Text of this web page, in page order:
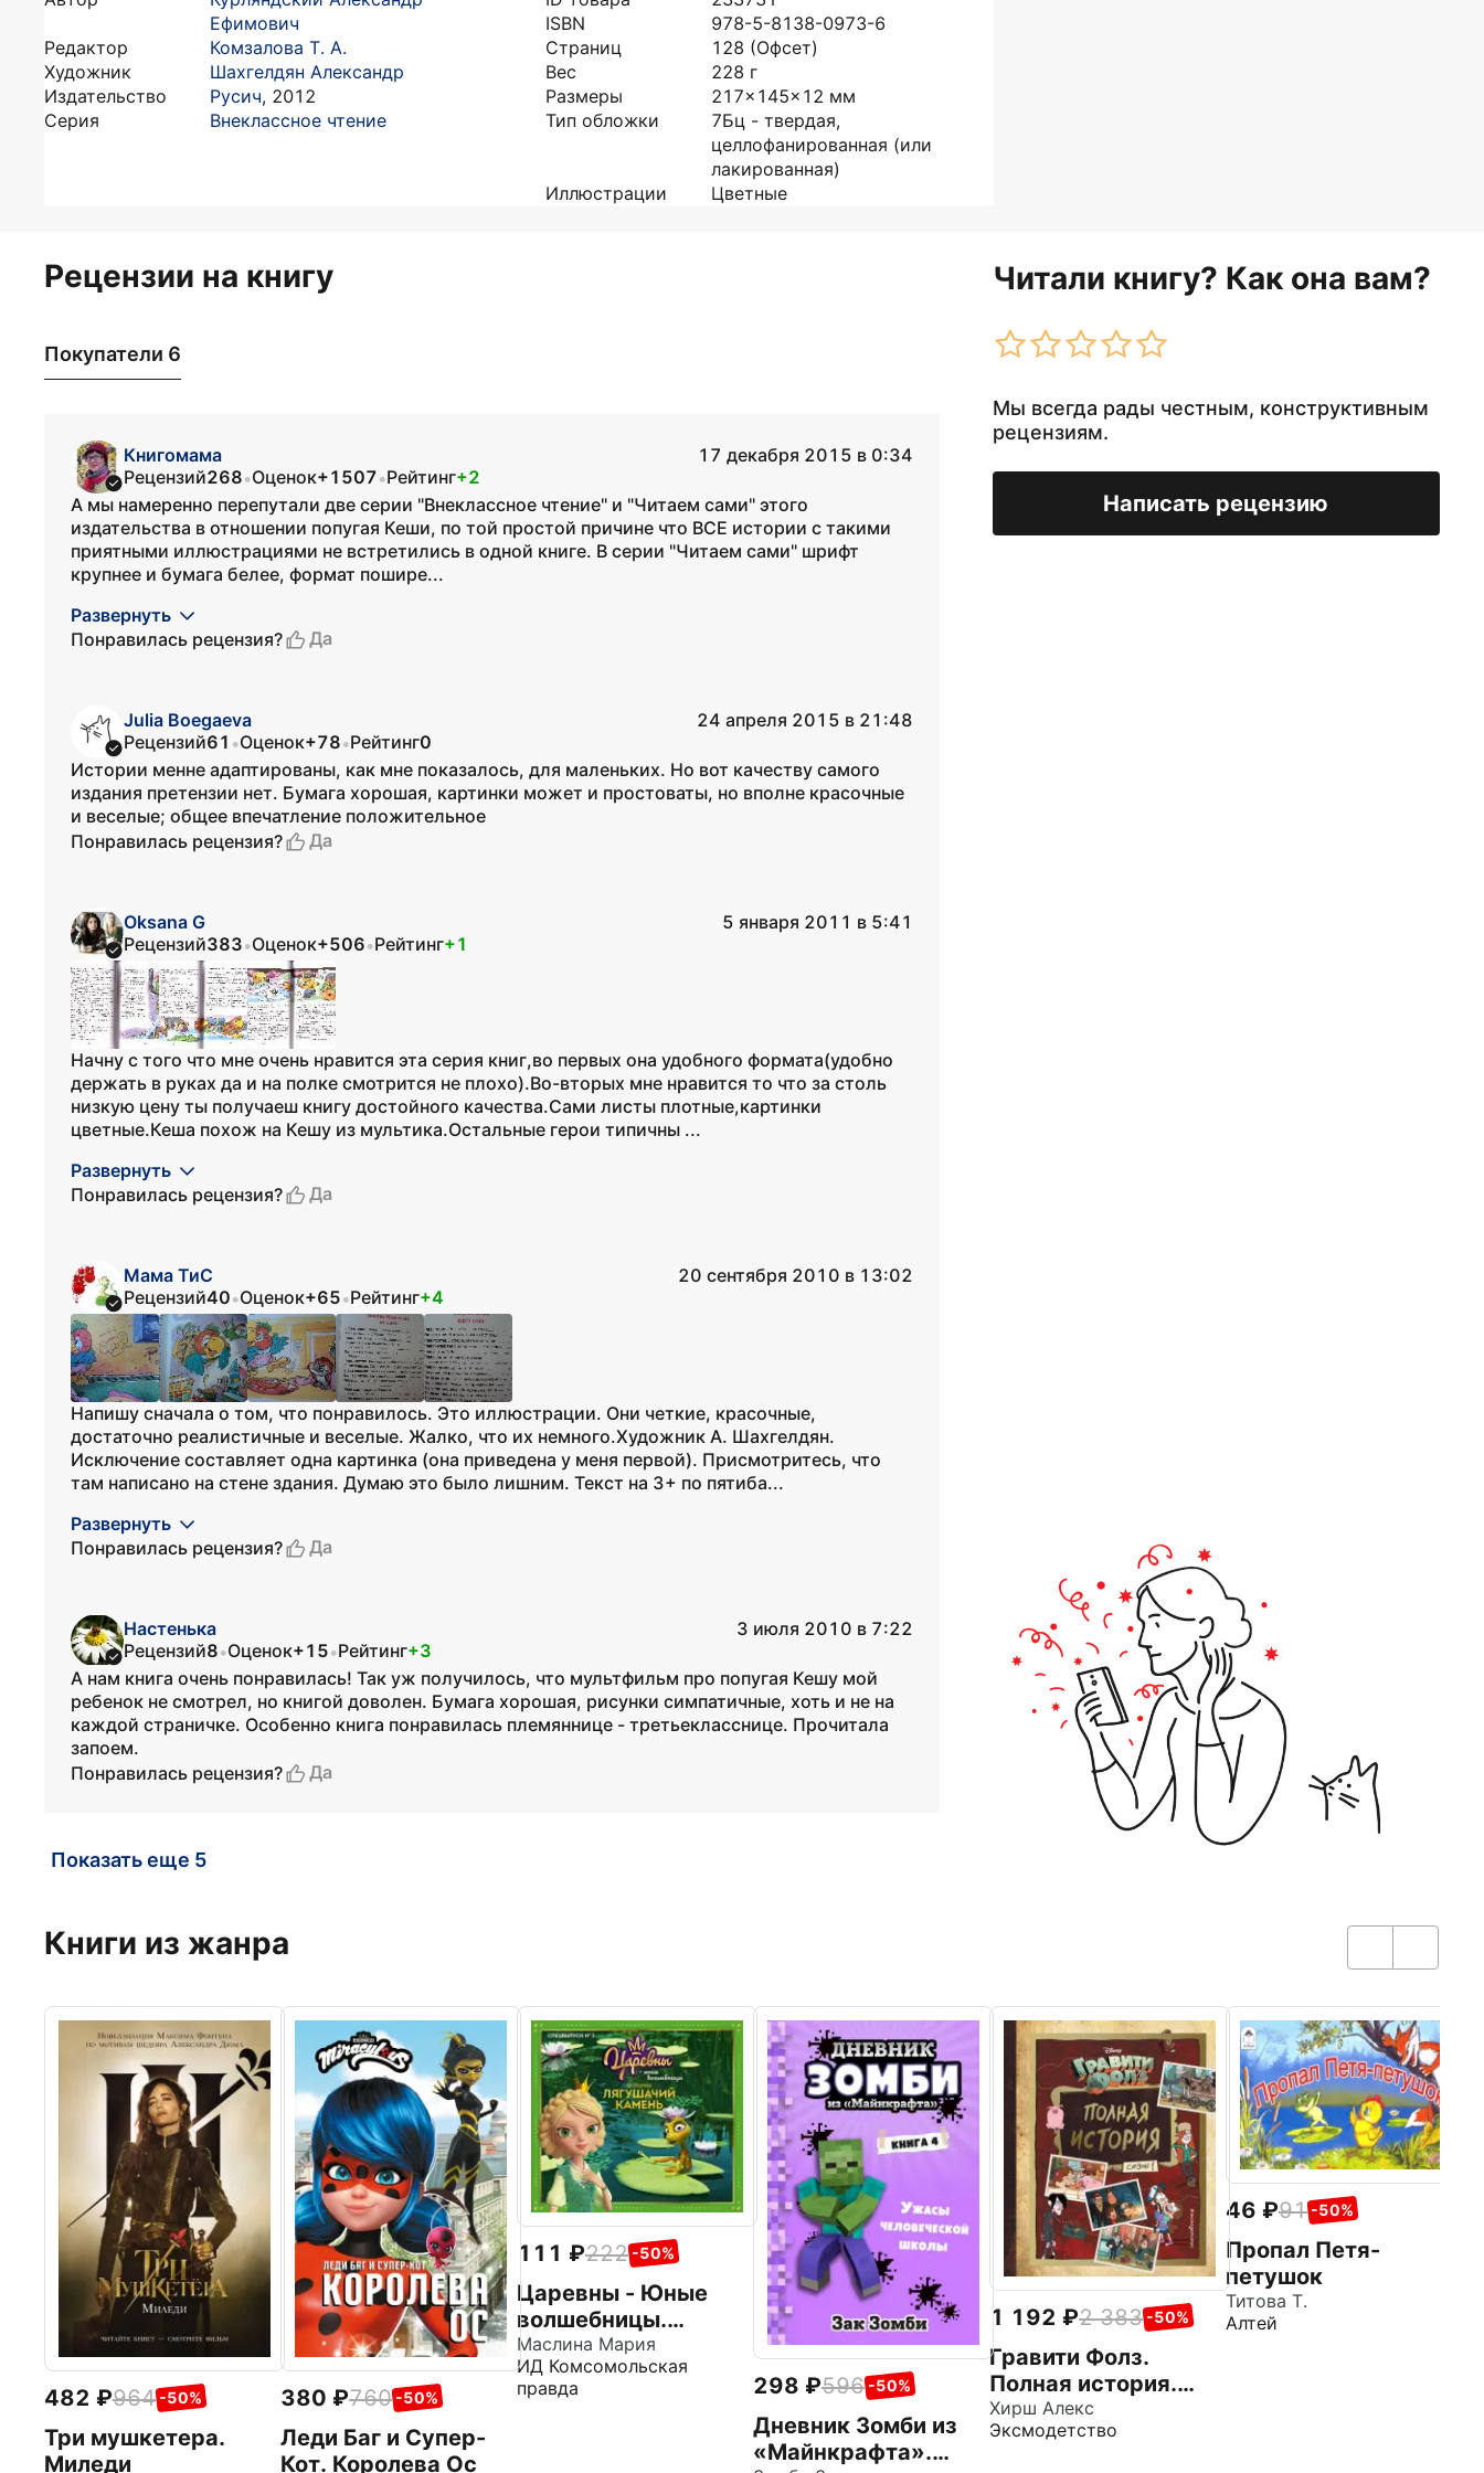
Ефимович
Редактор
Комзалова Т. А.
Художник
Шахгелдян Александр
Издательство
Русич, 2012
Серия
Внеклассное чтение
ISBN
978-5-8138-0973-6
Страниц
128 (Офсет)
Вес
228 г
Размеры
217x145x12 мм
Тип обложки
7Бц - твердая,
целлофанированная (или
лакированная)
Иллюстрации
Цветные
Рецензии на книгу Читали книгу? Как она вам?
Мы всегда рады честным, конструктивным
рецензиям.
Написать рецензию
Покупатели 6
Книгомама
17 декабря 2015 в 0:34
Рецензий268•Оценок+1507•Рейтинг+2
А мы намеренно перепутали две серии "Внеклассное чтение" и "Читаем сами" этого
издательства в отношении попугая Кеши, по той простой причине что ВСЕ истории с такими
приятными иллюстрациями не встретились в одной книге. В серии "Читаем сами" шрифт
крупнее и бумага белее, формат пошире...
Развернуть
Понравилась рецензия?
Да
Julia Boegaeva
24 апреля 2015 в 21:48
Рецензий61 •Оценок+78•Рейтинг0
Истории менне адаптированы, как мне показалось, для маленьких. Но вот качеству самого
издания претензии нет. Бумага хорошая, картинки может и простоваты, но вполне красочные
и веселые; общее впечатление положительное
Понравилась рецензия?
Да
Oksana G
5 января 2011 в 5:41
Рецензий383•Оценок+506•Рейтинг+1
Начну с того что мне очень нравится эта серия книг,во первых она удобного формата(удобно
держать в руках да и на полке смотрится не плохо).Во-вторых мне нравится то что за столь
низкую цену ты получаеш книгу достойного качества.Сами листы плотные,картинки
цветные.Кеша похож на Кешу из мультика.Остальные герои типичны ...
Развернуть
Понравилась рецензия?
Да
Мама ТиС
20 сентября 2010 в 13:02
Рецензий40•Оценок+65•Рейтинг+4
Напишу сначала о том, что понравилось. Это иллюстрации. Они четкие, красочные,
достаточно реалистичные и веселые. Жалко, что их немного.Художник А. Шахгелдян.
Исключение составляет одна картинка (она приведена у меня первой). Присмотритесь, что
там написано на стене здания. Думаю это было лишним. Текст на 3+ по пятиба...
Развернуть
Понравилась рецензия?
Да
Настенька
3 июля 2010 в 7:22
Рецензий8•Оценок+15•Рейтинг+3
А нам книга очень понравилась! Так уж получилось, что мультфильм про попугая Кешу мой
ребенок не смотрел, но книгой доволен. Бумага хорошая, рисунки симпатичные, хоть и не на
каждой страничке. Особенно книга понравилась племяннице - третьекласснице. Прочитала
запоем.
Понравилась рецензия?
Да
Показать еще 5
Книги из жанра
482 964 -50%
Три мушкетера.
Миледи
380 760 -50%
Леди Баг и Супер-
Кот. Королева Ос
111 222 -50%
Царевны - Юные
волшебницы.
Спецвыпуск №3,
июль - сентябрь
2021. История.
Маслина Мария
ИД Комсомольская
правда
298 596 -50%
Дневник Зомби из
«Майнкрафта».
1 192 2 383 -50%
Гравити Фолз.
Полная история.
Сезон 1
Хирш Алекс
Эксмодетство
46 91 -50%
Пропал Петя-
петушок
Титова Т.
Алтей